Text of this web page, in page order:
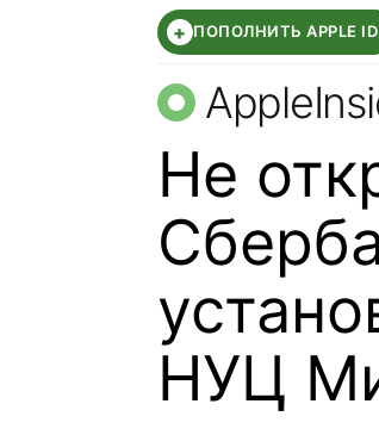
+ ПОПОЛНИТЬ APPLE ID
Не
НУЦ